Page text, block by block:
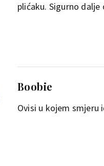
plićaku. Sigurno
Boobie
Ovisi u kojem smjeru